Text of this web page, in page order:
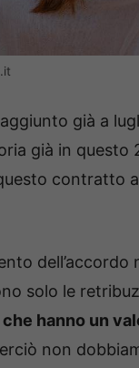
già a
già in questo
contratto
dell’accordo
solo le
hanno un
non